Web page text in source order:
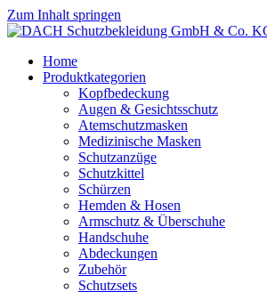
Zum Inhalt springen
Home
Produktkategorien
Kopfbedeckung
Augen & Gesichtsschutz
Atemschutzmasken
Medizinische Masken
Schutzanzüge
Schutzkittel
Schürzen
Hemden & Hosen
Armschutz & Überschuhe
Handschuhe
Abdeckungen
Zubehör
Schutzsets